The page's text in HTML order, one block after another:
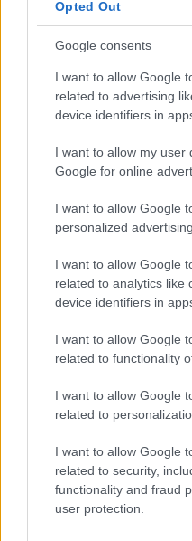
Opted Out
Google consents
I want to allow Google
related to advertising
device identifiers in
I want to allow my user
Google for online
I want to allow Google
personalized advertising.
I want to allow Google
related to analytics like
device identifiers in
I want to allow Google
related to functionality
I want to allow Google
related to
I want to allow Google
related to security,
functionality and fraud
user protection.
Στο δεύτερο
καταπληκτική
ο Ρισάρλισον για...
σπρώξει την μπάλα